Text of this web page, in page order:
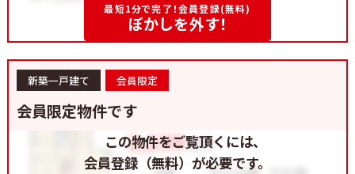
最短1分で完了！会員登録(無料)
ぼかしを外す！
新築一戸建て 会員限定
会員限定物件です
この物件をご覧頂くには、
会員登録（無料）が必要です。